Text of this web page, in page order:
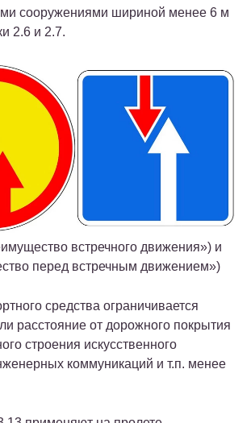
сооружениями шириной менее 6 м
2.6 и 2.7.
встречного движения») и
перед встречным движением»)
средства ограничивается
расстояние от дорожного покрытия
строения искусственного
коммуникаций и т.п. менее